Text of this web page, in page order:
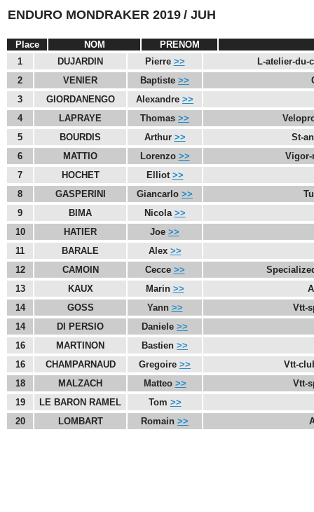
ENDURO MONDRAKER 2019 / JUH
Place NOM
PRENOM
1
DUJARDIN Pierre >>
L-atelier-du-
2
VENIER Baptiste >>
3
GIORDANENGO Alexandre >>
4
LAPRAYE Thomas >>
5
BOURDIS Arthur >>
St-
6
MATTIO Lorenzo >>
Vigor-
7
HOCHET Elliot >>
8
GASPERINI Giancarlo >>
9
BIMA Nicola >>
10
HATIER Joe >>
11
BARALE Alex >>
12
CAMOIN Cecce >>
13
KAUX Marin >>
14
GOSS Yann >>
Vtt-
14
DI PERSIO Daniele >>
16
MARTINON Bastien >>
16
CHAMPARNAUD Gregoire >>
Vtt-
18
MALZACH Matteo >>
Vtt-
19
LE BARON RAMEL Tom >>
20
LOMBART Romain >>